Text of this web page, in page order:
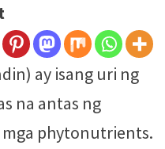
ay isang uri ng
na antas ng
mga phytonutrients.